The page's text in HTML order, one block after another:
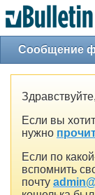
Сообщение
Если вы
нужно
Если по
вспомнить
почту